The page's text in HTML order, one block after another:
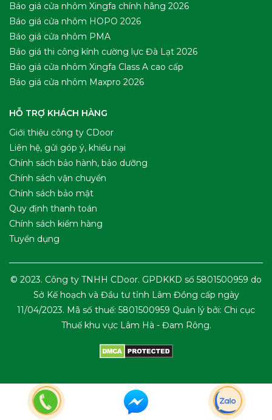
Báo giá cửa nhôm Xingfa chính hãng 2026
Báo giá cửa nhôm HOPO 2026
Báo giá cửa nhôm PMA
Báo giá thi công kính cường lực Đà Lạt 2026
Báo giá cửa nhôm Xingfa Class A cao cấp
Báo giá cửa nhôm Maxpro 2026
HỖ TRỢ KHÁCH HÀNG
Giới thiệu công ty CDoor
Liên hệ, gửi góp ý, khiếu nại
Chính sách bảo hành, bảo dưỡng
Chính sách vận chuyển
Chính sách bảo mật
Quy định thanh toán
Chính sách kiểm hàng
Tuyển dụng
© 2023. Công ty TNHH CDoor. GPDKKD số 5801500959 do
Sở Kế hoạch và Đầu tư tỉnh Lâm Đồng cấp ngày
11/04/2023. Mã số thuế: 5801500959 Quản lý bởi: Chi cục
Thuế khu vực Lâm Hà - Đam Rông.